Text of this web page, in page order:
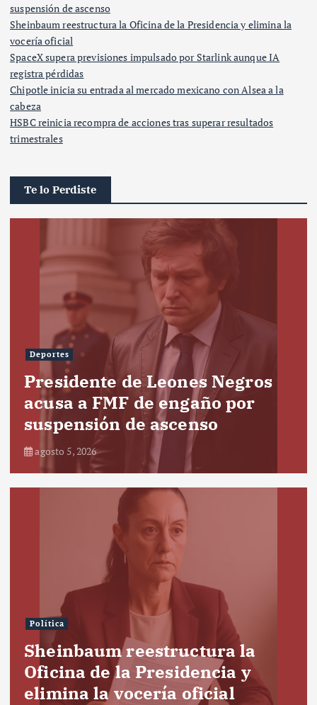
suspensión de ascenso
Sheinbaum reestructura la Oficina de la Presidencia y elimina la
vocería oficial
SpaceX supera previsiones impulsado por Starlink aunque IA
registra pérdidas
Chipotle inicia su entrada al mercado mexicano con Alsea a la
cabeza
HSBC reinicia recompra de acciones tras superar resultados
trimestrales
Te lo Perdiste
Deportes
Presidente de Leones Negros
acusa a FMF de engaño por
suspensión de ascenso
agosto 5, 2026
Política
Sheinbaum reestructura la
Oficina de la Presidencia y
elimina la vocería oficial